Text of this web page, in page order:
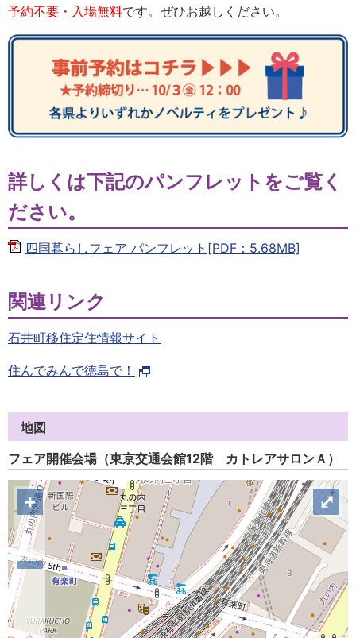
予約不要・入場無料です。ぜひお越しください。
詳しくは下記のパンフレットをご覧く
ださい。
四国暮らしフェア パンフレット[PDF：5.68MB]
関連リンク
石井町移住定住情報サイト
住んでみんで徳島で！
地図
フェア開催会場（東京交通会館12階 カトレアサロンＡ）
+ ⤢